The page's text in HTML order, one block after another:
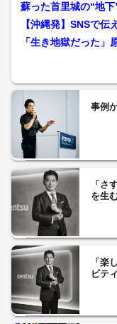
蘇った首里城の“地
『第32軍司令部壕』
【沖縄発】SNSで
の世代」20歳の決意
「生き地獄だった
事例
「さ
を生
「楽
ビテ